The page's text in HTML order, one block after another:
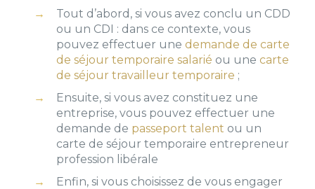
Tout d’abord, si vous avez conclu un CDD
ou un CDI : dans ce contexte, vous
pouvez effectuer une demande de carte
de séjour temporaire salarié ou une carte
de séjour travailleur temporaire ;
Ensuite, si vous avez constituez une
entreprise, vous pouvez effectuer une
demande de passeport talent ou un
carte de séjour temporaire entrepreneur
profession libérale
Enfin, si vous choisissez de vous engager